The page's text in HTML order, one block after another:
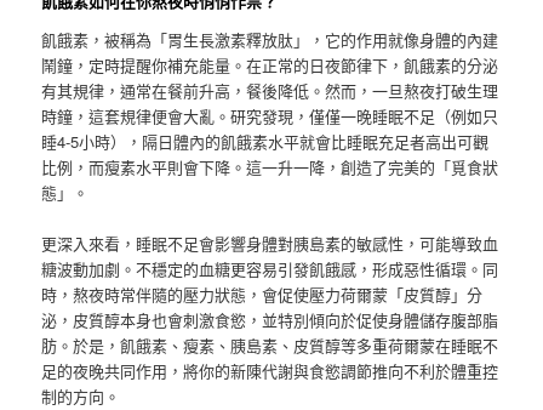
飢餓素，被稱為「胃生長激素釋放肽」，它的作用就像身體的內建
鬧鐘，定時提醒你補充能量。在正常的日夜節律下，飢餓素的分泌
有其規律，通常在餐前升高，餐後降低。然而，一旦熬夜打破生理
時鐘，這套規律便會大亂。研究發現，僅僅一晚睡眠不足（例如只
睡4-5小時），隔日體內的飢餓素水平就會比睡眠充足者高出可觀
比例，而瘦素水平則會下降。這一升一降，創造了完美的「覓食狀
態」。
更深入來看，睡眠不足會影響身體對胰島素的敏感性，可能導致血
糖波動加劇。不穩定的血糖更容易引發飢餓感，形成惡性循環。同
時，熬夜時常伴隨的壓力狀態，會促使壓力荷爾蒙「皮質醇」分
泌，皮質醇本身也會刺激食慾，並特別傾向於促使身體儲存腹部脂
肪。於是，飢餓素、瘦素、胰島素、皮質醇等多重荷爾蒙在睡眠不
足的夜晚共同作用，將你的新陳代謝與食慾調節推向不利於體重控
制的方向。